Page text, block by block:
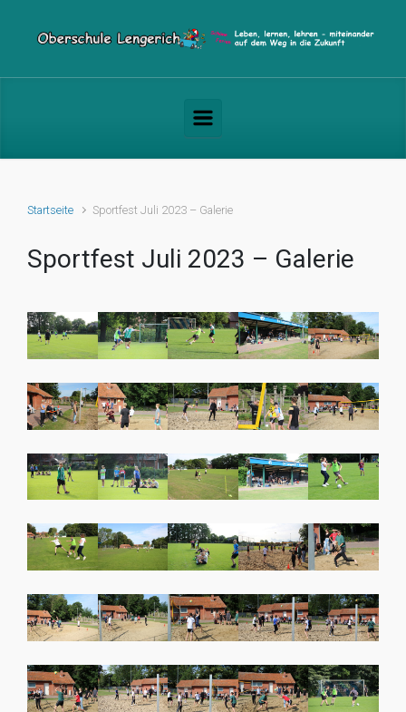
Startseite Sportfest Juli 2023 – Galerie
Sportfest Juli 2023 – Galerie